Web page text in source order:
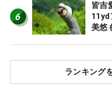
6
皆吉
美悠
ランキング